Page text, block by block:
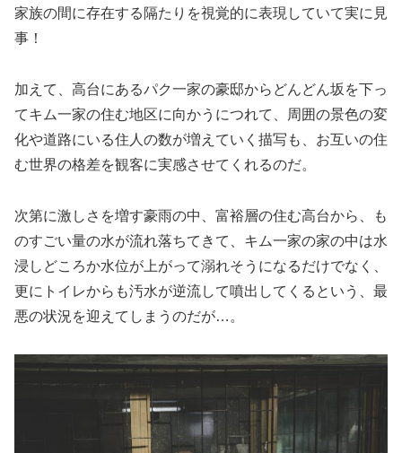
家族の間に存在する隔たりを視覚的に表現していて実に見
事！
加えて、高台にあるパク一家の豪邸からどんどん坂を下っ
てキム一家の住む地区に向かうにつれて、周囲の景色の変
化や道路にいる住人の数が増えていく描写も、お互いの住
む世界の格差を観客に実感させてくれるのだ。
次第に激しさを増す豪雨の中、富裕層の住む高台から、も
のすごい量の水が流れ落ちてきて、キム一家の家の中は水
浸しどころか水位が上がって溺れそうになるだけでなく、
更にトイレからも汚水が逆流して噴出してくるという、最
悪の状況を迎えてしまうのだが…。